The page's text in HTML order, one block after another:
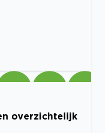
overzichtelijk